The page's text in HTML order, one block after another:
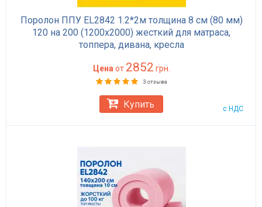
Поролон ППУ EL2842 1.2*2м толщина 8 см (80 мм)
120 на 200 (1200х2000) жесткий для матраса,
топпера, дивана, кресла
Цена от 2852 грн.
3 отзыва
с НДС
Купить